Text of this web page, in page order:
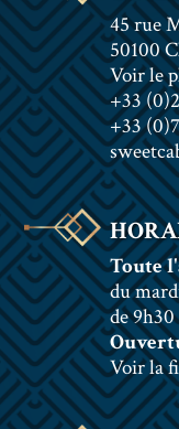
45 rue
50100
Voir le
+33
+33
Toute
du
de 9h30
Voir la